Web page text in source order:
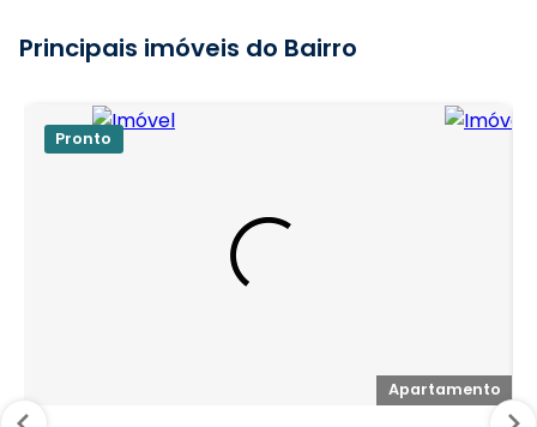
Principais imóveis do Bairro
Pronto
Apartamento